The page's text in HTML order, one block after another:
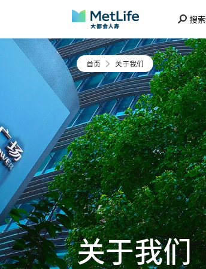
搜索
首页 关于我们
关于我们